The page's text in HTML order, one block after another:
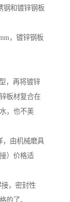
钢和镀锌钢板
，镀锌钢板
，再将镀锌
板材复合在
，也不美
，由机械磨具
）价格适
，密封性
的了。